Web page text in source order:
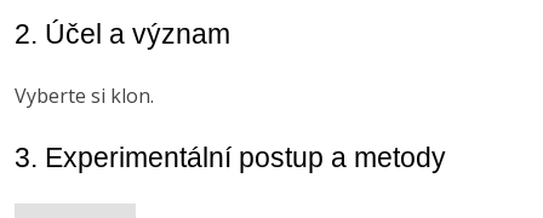
2. Účel a význam
Vyberte si klon.
3. Experimentální postup a metody